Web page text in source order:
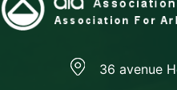
36 avenue